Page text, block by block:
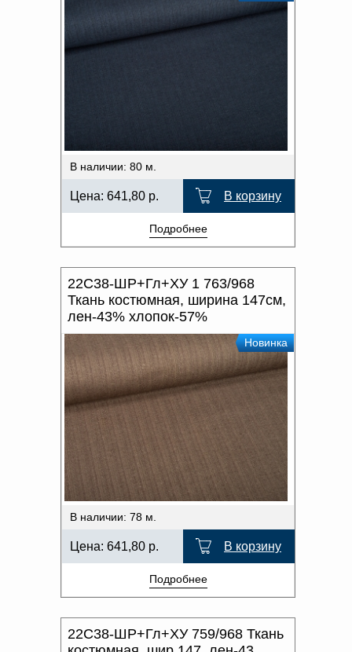
В наличии: 80 м.
Цена: 641,80 р. В корзину
Подробнее
22С38-ШР+Гл+ХУ 1 763/968
Ткань костюмная, ширина 147см,
лен-43% хлопок-57%
Новинка
В наличии: 78 м.
Цена: 641,80 р. В корзину
Подробнее
22С38-ШР+Гл+ХУ 759/968 Ткань